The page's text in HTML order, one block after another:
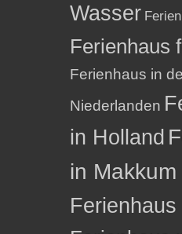
Wasser
Ferienhaus
Ferienhaus in
Niederlanden
in Holland
in Makkum